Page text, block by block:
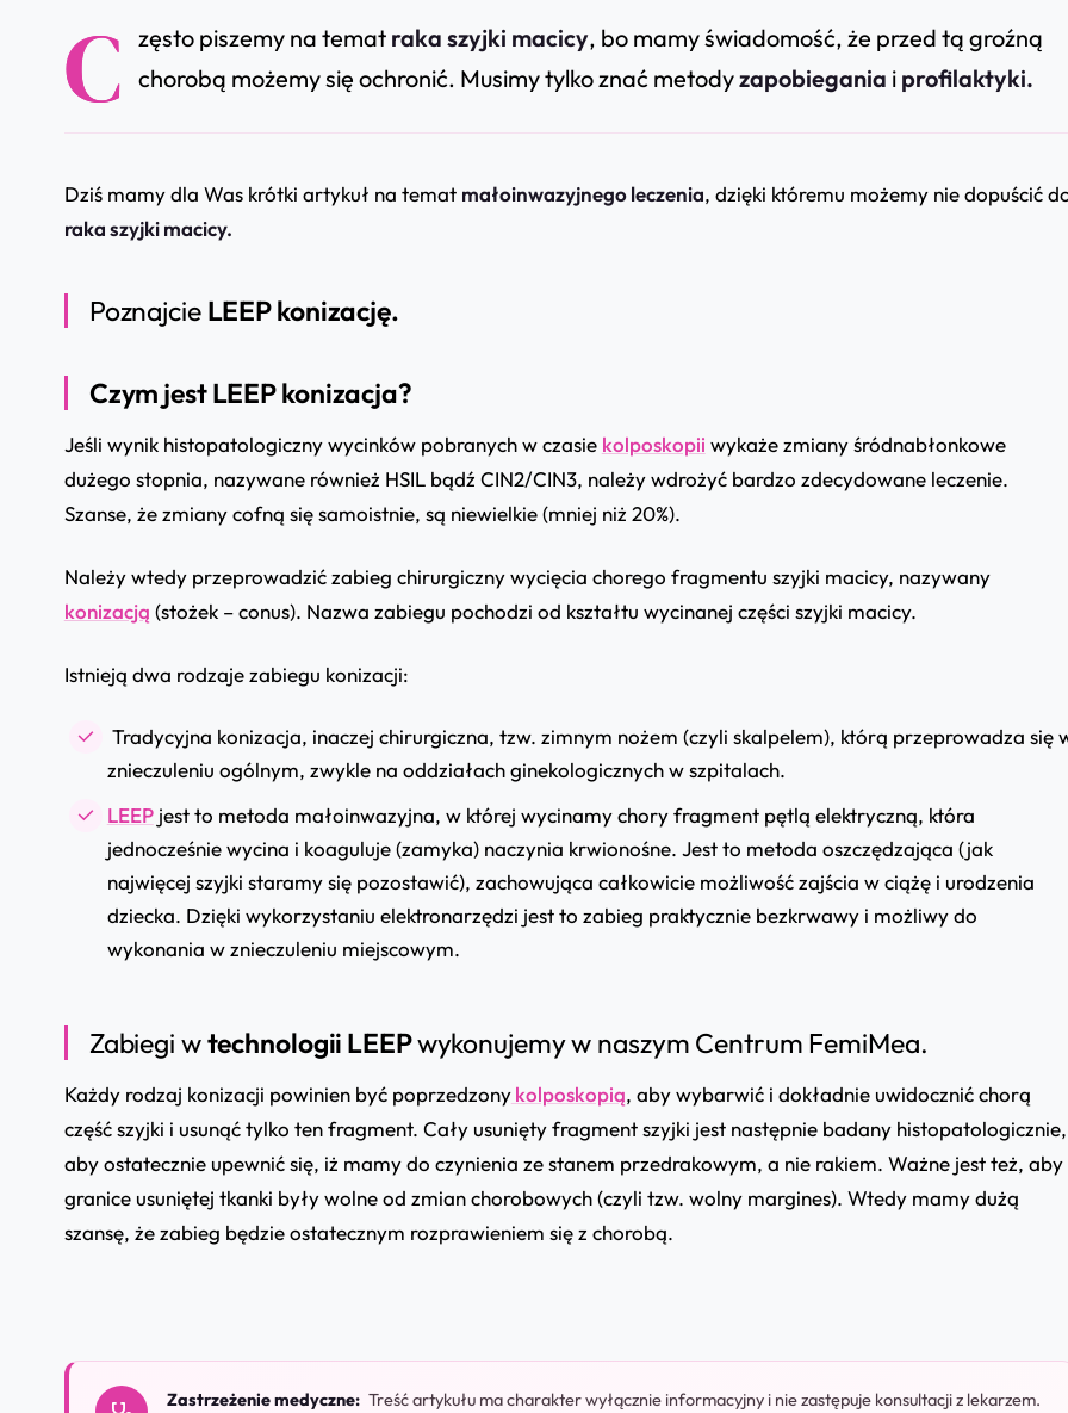
C zęsto piszemy na temat raka szyjki macicy, bo mamy świadomość, że przed tą groźną
chorobą możemy się ochronić. Musimy tylko znać metodyzapobiegania i profilaktyki.
Dziś mamy dla Was krótki artykuł na temat małoinwazyjnego leczenia, dzięki któremu możemy nie dopuścić
raka szyjki macicy.
Poznajcie LEEP konizację.
Czym jest LEEP konizacja?
Jeśli wynik histopatologiczny wycinków pobranych w czasie kolposkopii wykażezmiany śródnabłonkowe
dużego stopnia, nazywane również HSIL bądź CIN2/CIN3, należy wdrożyć bardzo zdecydowane leczenie.
Szanse, że zmiany cofną się samoistnie, są niewielkie (mniej niż 20%).
Należy wtedy przeprowadzić zabieg chirurgiczny wycięcia chorego fragmentu szyjki macicy, nazywany
konizacją (stożek – conus). Nazwa zabiegu pochodzi od kształtu wycinanej części szyjki macicy.
Istnieją dwa rodzajezabiegu konizacji:
Tradycyjna konizacja, inaczej chirurgiczna, tzw. zimnym nożem (czyli skalpelem), którą przeprowadza się
znieczuleniu ogólnym, zwykle na oddziałach ginekologicznych w szpitalach.
LEEPjest to metoda małoinwazyjna, w której wycinamy chory fragment pętlą elektryczną, która
jednocześnie wycina i koaguluje (zamyka) naczynia krwionośne. Jest to metoda oszczędzająca (jak
najwięcej szyjki staramy się pozostawić), zachowująca całkowicie możliwość zajścia w ciążę i urodzenia
dziecka. Dzięki wykorzystaniu elektronarzędzi jest to zabieg praktycznie bezkrwawy i możliwy do
wykonania w znieczuleniu miejscowym.
Zabiegi wtechnologii LEEPwykonujemy w naszym Centrum FemiMea.
Każdy rodzaj konizacji powinien być poprzedzonykolposkopią, aby wybarwić i dokładnie uwidocznić chorą
część szyjki i usunąć tylko ten fragment. Cały usunięty fragment szyjki jest następnie badany histopatologicznie,
aby ostatecznie upewnić się, iż mamy do czynienia zestanem przedrakowym, a nie rakiem. Ważne jest też, aby
granice usuniętej tkanki były wolne od zmian chorobowych (czyli tzw. wolny margines). Wtedy mamy dużą
szansę, że zabieg będzie ostatecznym rozprawieniem się z chorobą.
Zastrzeżenie medyczne: Treść artykułu ma charakter wyłącznie informacyjny i nie zastępuje konsultacji z lekarzem.